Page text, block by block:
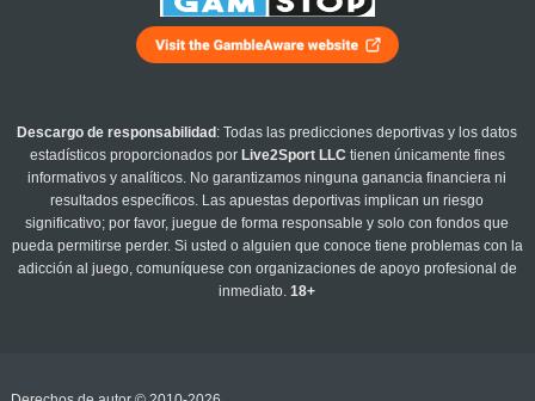
Descargo de responsabilidad: Todas las predicciones deportivas y los datos
estadísticos proporcionados por Live2Sport LLC tienen únicamente fines
informativos y analíticos. No garantizamos ninguna ganancia financiera ni
resultados específicos. Las apuestas deportivas implican un riesgo
significativo; por favor, juegue de forma responsable y solo con fondos que
pueda permitirse perder. Si usted o alguien que conoce tiene problemas con la
adicción al juego, comuníquese con organizaciones de apoyo profesional de
inmediato.18+